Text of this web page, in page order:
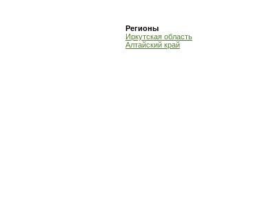
Регионы
Иркутская область
Алтайский край